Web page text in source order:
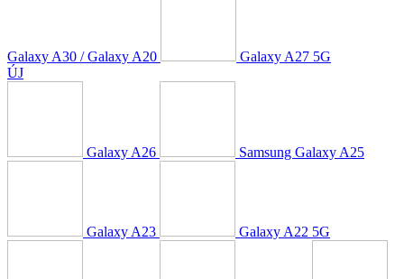
Galaxy A30 / Galaxy A20
Galaxy A27 5G
ÚJ
Galaxy A26 Samsung Galaxy A25
Galaxy A23 Galaxy A22 5G